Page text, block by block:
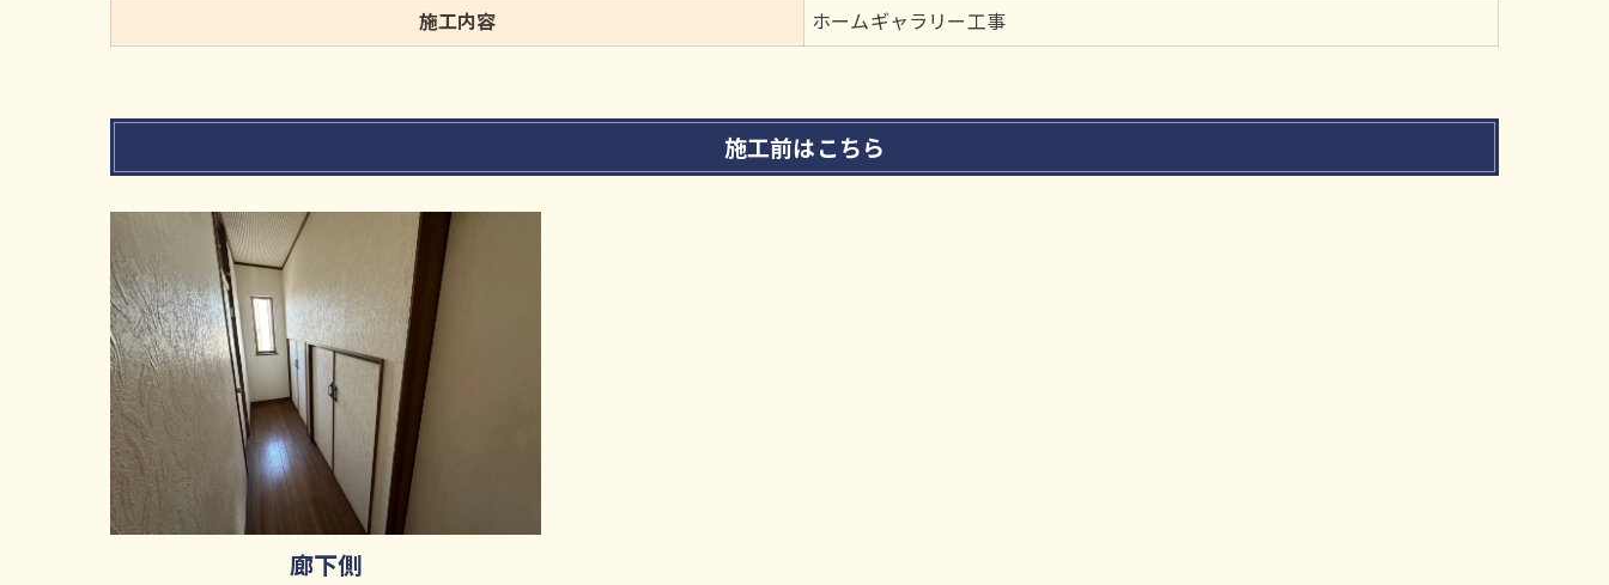
施工内容
ホームギャラリー工事
施工前はこちら
廊下側